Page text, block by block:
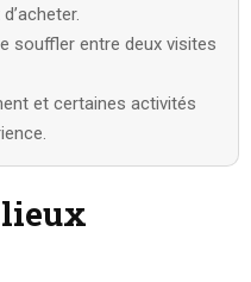
souffler entre deux visites
et certaines activités
lieux